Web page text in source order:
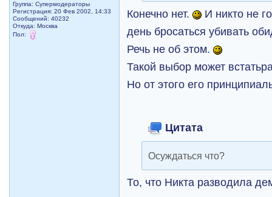
Группа: Супермодераторы
Регистрация: 20 Фев 2002, 14:33
Сообщений: 40232
Откуда: Москва
Пол:
Конечно нет.
И никто не
день бросаться убивать
Речь не об этом.
Такой выбор может
Но от этого его
Цитата
Осуждаться что?
То, что Никта разводила